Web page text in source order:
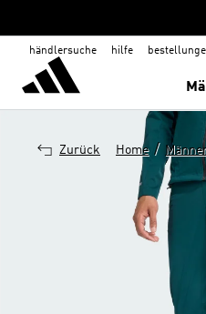
händlersuche hilfe
Zurück Home /